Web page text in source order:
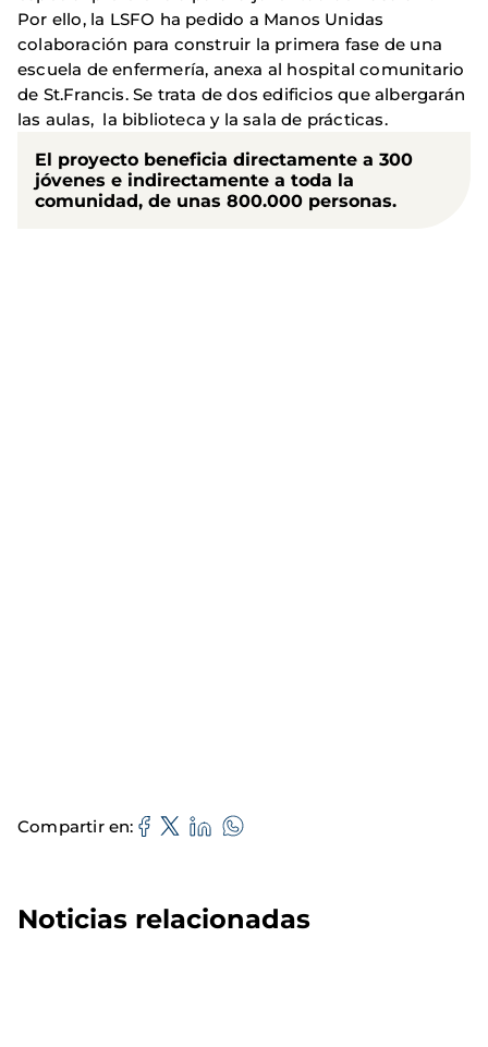
Por ello, la LSFO ha pedido a Manos Unidas
colaboración para construir la primera fase de una
escuela de enfermería, anexa al hospital comunitario
de St.Francis. Se trata de dos edificios que albergarán
las aulas, la biblioteca y la sala de prácticas.
El proyecto beneficia directamente a 300
jóvenes e indirectamente a toda la
comunidad, de unas 800.000 personas.
Compartir en
Noticias relacionadas